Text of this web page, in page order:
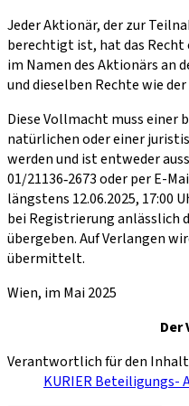
Jeder Aktionär, der zur
berechtigt ist, hat das
im Namen des Aktionärs
und dieselben Rechte wie
Diese Vollmacht muss
natürlichen oder einer
werden und ist entweder
01/21136‑2673 oder per E-
längstens 12.06.2025, 17:00
bei Registrierung anlässlich
übergeben. Auf Verlangen
übermittelt.
Wien, im Mai 2025
Der
Verantwortlich für den
KURIER Beteiligungs-